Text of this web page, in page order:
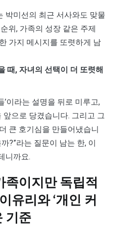
박미선의 최근 서사와도 맞물
위, 가족의 성장 같은 주제
가지 메시지를 또렷하게 남
때, 자녀의 선택이 더 또렷해
’이라는 설명을 뒤로 미루고,
으로 당겼습니다. 그리고 그
큰 호기심을 만들어냈습니
?”라는 질문이 남는 한, 이
니까요.
족이지만 독립적
유리와 ‘개인 커
기준